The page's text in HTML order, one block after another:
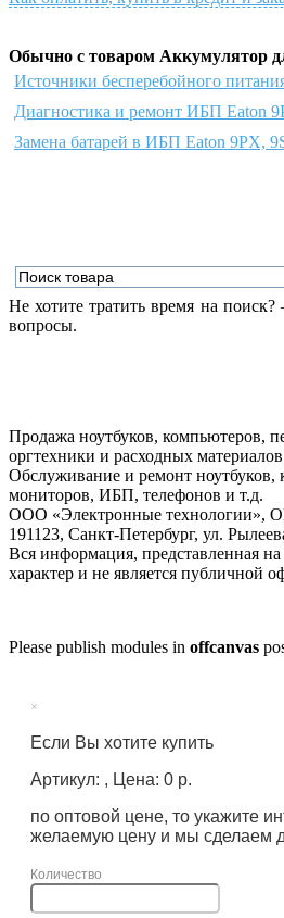
Обычно с товаром Аккумулятор
Источники бесперебойного
Диагностика и ремонт ИБП Eaton
Замена батарей в ИБП Eaton 9PX,
Не хотите тратить время на
вопросы.
Продажа ноутбуков, компьютеров,
оргтехники и расходных
Обслуживание и ремонт ноутбуков,
мониторов, ИБП, телефонов и т.д.
ООО «Электронные технологии»,
191123, Санкт-Петербург, ул.
Вся информация, представленная
характер и не является публичной
Please publish modules in offcanvas
×
Если Вы хотите купить
Артикул: , Цена: 0 р.
по оптовой цене, то укажите
желаемую цену и мы сделаем
Количество